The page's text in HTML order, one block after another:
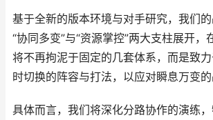
基于全新的版本环境与对手研究，我们
“协同多变”与“资源掌控”两大支柱展开，
将不再拘泥于固定的几套体系，而是致
时切换的阵容与打法，以应对瞬息万变的
具体而言，我们将深化分路协作的演练